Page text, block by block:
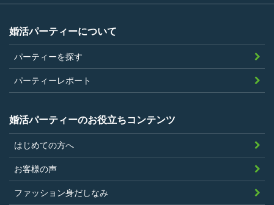
当社が企画するパーティープランに設定
されている年齢条件にあてはまっている
こと。
参加条件があり証明書が必要なパーティ
ーは、その条件にあてはまっており且つ
弊社が希望する証明書を持参できるこ
過去に、当社運営サービスにおいて、不
正行為、ストーカー行為、クレジットカ
ードの不正利用その他問題のある行為を
したことがないこと
婚活パーティーについて
パーティーを探す
パーティーレポート
婚活パーティーのお役立ちコンテンツ
はじめての方へ
お客様の声
ファッション身だしなみ